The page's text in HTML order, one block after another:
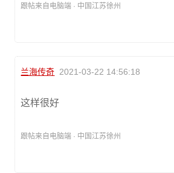
跟帖来自电脑端 · 中国江苏徐州
兰海传奇 2021-03-22 14:56:18
这样很好
跟帖来自电脑端 · 中国江苏徐州